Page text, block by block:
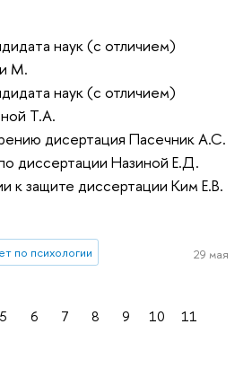
наук (с отличием)
М.
наук (с отличием)
Т.А.
дисертация Пасечник А.С.
диссертации Назиной Е.Д.
к защите диссертации Ким Е.В.
по психологии 29 мая
5 6 7 8 9 10
11